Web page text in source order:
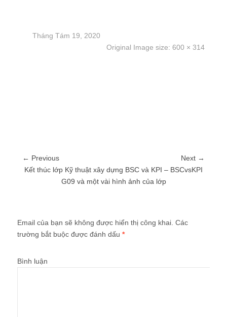
Tháng Tám 19, 2020
Original Image size: 600 × 314
← Previous
Next →
Kết thúc lớp Kỹ thuật xây dựng BSC và KPI – BSCvsKPI
G09 và một vài hình ảnh của lớp
Email của bạn sẽ không được hiển thị công khai. Các
trường bắt buộc được đánh dấu *
Bình luận